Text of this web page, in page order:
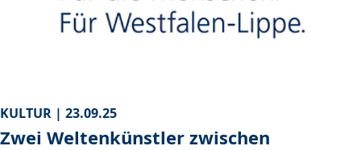
KULTUR | 23.09.25
Zwei Weltenkünstler zwischen